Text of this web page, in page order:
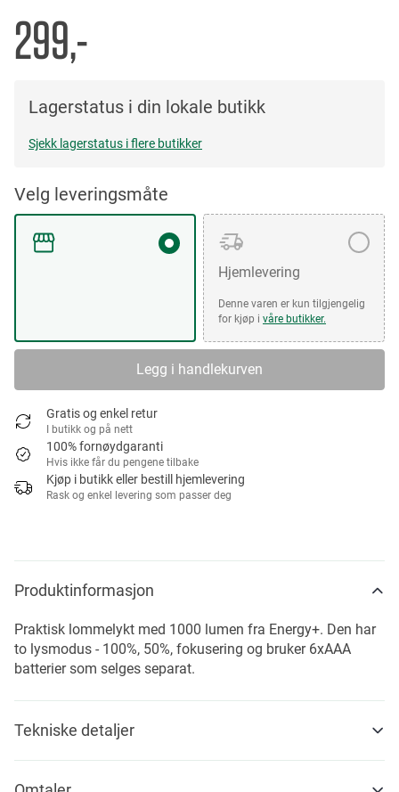
299,-
Lagerstatus i din lokale butikk
Sjekk lagerstatus i flere butikker
Velg leveringsmåte
Hjemlevering
Denne varen er kun tilgjengelig
for kjøp i våre butikker.
Legg i handlekurven
Gratis og enkel retur
I butikk og på nett
100% fornøydgaranti
Hvis ikke får du pengene tilbake
Kjøp i butikk eller bestill hjemlevering
Rask og enkel levering som passer deg
the
images
gallery
Produktinformasjon
Praktisk lommelykt med 1000 lumen fra Energy+. Den har
to lysmodus - 100%, 50%, fokusering og bruker 6xAAA
batterier som selges separat.
Tekniske detaljer